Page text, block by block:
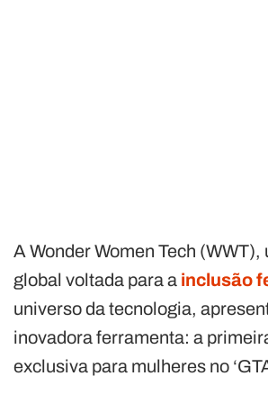
A Wonder Women Tech (WWT),
global voltada para a inclusão
universo da tecnologia,
inovadora ferramenta: a
exclusiva para mulheres no